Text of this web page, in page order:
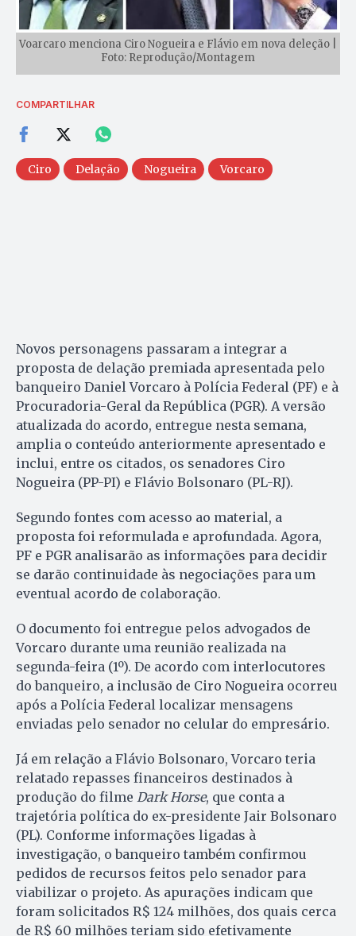
Voarcaro menciona Ciro Nogueira e Flávio em nova deleção |
Foto: Reprodução/Montagem
COMPARTILHAR
Ciro Delação Nogueira Vorcaro
Novos personagens passaram a integrar a
proposta de delação premiada apresentada pelo
banqueiro Daniel Vorcaro à Polícia Federal (PF) e à
Procuradoria-Geral da República (PGR). A versão
atualizada do acordo, entregue nesta semana,
amplia o conteúdo anteriormente apresentado e
inclui, entre os citados, os senadores Ciro
Nogueira (PP-PI) e Flávio Bolsonaro (PL-RJ).
Segundo fontes com acesso ao material, a
proposta foi reformulada e aprofundada. Agora,
PF e PGR analisarão as informações para decidir
se darão continuidade às negociações para um
eventual acordo de colaboração.
O documento foi entregue pelos advogados de
Vorcaro durante uma reunião realizada na
segunda-feira (1º). De acordo com interlocutores
do banqueiro, a inclusão de Ciro Nogueira ocorreu
após a Polícia Federal localizar mensagens
enviadas pelo senador no celular do empresário.
Já em relação a Flávio Bolsonaro, Vorcaro teria
relatado repasses financeiros destinados à
produção do filme Dark Horse, que conta a
trajetória política do ex-presidente Jair Bolsonaro
(PL). Conforme informações ligadas à
investigação, o banqueiro também confirmou
pedidos de recursos feitos pelo senador para
viabilizar o projeto. As apurações indicam que
foram solicitados R$ 124 milhões, dos quais cerca
de R$ 60 milhões teriam sido efetivamente